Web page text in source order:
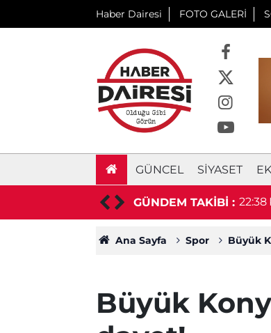
Haber Dairesi FOTO GALERİ
GÜNCEL SIYASET
GÜNDEM TAKİBİ :
hayatını kaybetti 22:38
Ana Sayfa Spor Büyük
Büyük